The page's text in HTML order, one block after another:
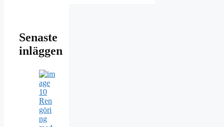
Senaste
inläggen
Ren
göri
ng